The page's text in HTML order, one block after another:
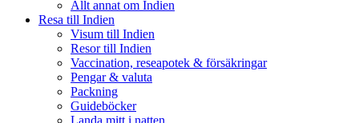
Allt annat om Indien
Resa till Indien
Visum till Indien
Resor till Indien
Vaccination, reseapotek & försäkringar
Pengar & valuta
Packning
Guideböcker
Landa mitt i natten